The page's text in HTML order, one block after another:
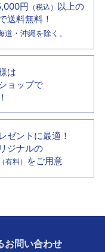
円 （税込） 以上の
送料無料！
道・沖縄を除く。
は
ョップで
ゼントに最適！
ジナルの
（有料） をご用意
お問い合わせ